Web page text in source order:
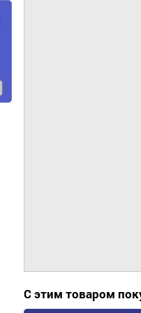
С этим товаром